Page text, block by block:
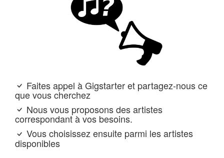
Faites appel à Gigstarter et partagez-nous ce
que vous cherchez
Nous vous proposons des artistes
correspondant à vos besoins.
Vous choisissez ensuite parmi les artistes
disponibles